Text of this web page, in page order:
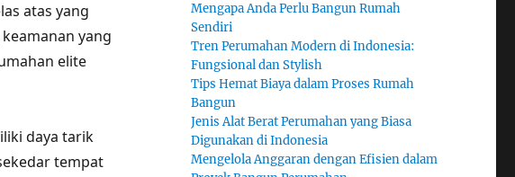
atas yang
yang
elite
daya tarik
tempat
Mengapa Anda Perlu Bangun Rumah
Sendiri
Tren Perumahan Modern di Indonesia:
Fungsional dan Stylish
Tips Hemat Biaya dalam Proses Rumah
Bangun
Jenis Alat Berat Perumahan yang Biasa
Digunakan di Indonesia
Mengelola Anggaran dengan Efisien dalam